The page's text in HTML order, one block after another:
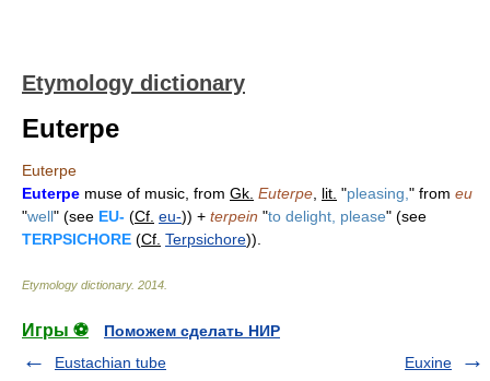
Etymology dictionary
Euterpe
Euterpe
Euterpe muse of music, from Gk. Euterpe lit. "pleasing, " from eu
"well" (see EU- (Cf. eu-)) + terpein "to delight, please" (see
TERPSICHORE (Cf. Terpsichore)).
Etymology dictionary. 2014
Игры ⚽
Поможем сделать НИР
Eustachian tube
Euxine